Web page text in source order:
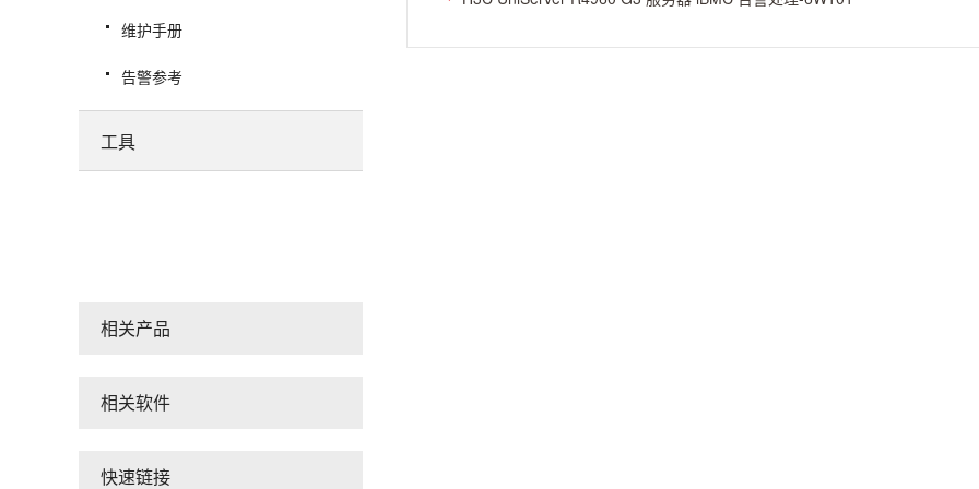
维护手册
告警参考
工具
相关产品
相关软件
快速链接